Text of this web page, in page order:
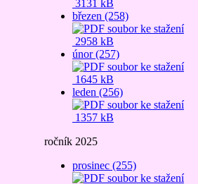
3131 kB
březen (258)
2958 kB
únor (257)
1645 kB
leden (256)
1357 kB
ročník 2025
prosinec (255)